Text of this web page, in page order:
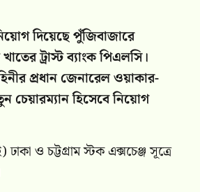
দিয়েছে পুঁজিবাজারে
ট্রাস্ট ব্যাংক পিএলসি।
প্রধান জেনারেল ওয়াকার-
হিসেবে নিয়োগ
ও চট্টগ্রাম স্টক এক্সচেঞ্জ সূত্রে